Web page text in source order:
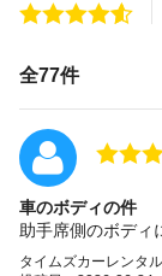
全77件
車のボディの件
助手席側のボディ
タイムズカーレンタ